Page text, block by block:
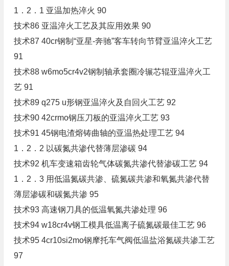
1．2．1 亚温加热淬火 90
技术86 亚温淬火工艺及其应用效果 90
技术87 40cr钢制“亚星-奔驰”客车转向节臂亚温淬火工艺
91
技术88 w6mo5cr4v2钢制轴承套圈冷辗芯辊亚温淬火工
艺 91
技术89 q275 u形钢亚温淬火及自回火工艺 92
技术90 42crmo钢压刀板的亚温淬火工艺 93
技术91 45钢电渣熔铸曲轴的亚温热处理工艺 94
1．2．2 以碳氮共渗代替薄层渗碳 94
技术92 机车变速箱齿轮气体碳氮共渗代替渗碳工艺 94
1．2．3 用低温氮碳共渗、硫氮碳共渗和氧氮共渗代替
薄层渗碳和碳氮共渗 95
技术93 高速钢刀具的低温氧氮共渗处理 96
技术94 w18cr4v钢工模具低温离子硫氮碳最佳工艺 96
技术95 4cr10si2mo钢摩托车气阀低温盐浴氮碳共渗工艺
97